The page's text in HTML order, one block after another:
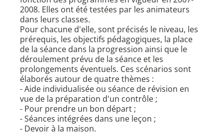
2008. Elles ont été testées par les animateurs
dans leurs classes.
Pour chacune d'elle, sont précisés le niveau, les
prérequis, les objectifs pédagogiques, la place
de la séance dans la progression ainsi que le
déroulement prévu de la séance et les
prolongements éventuels. Ces scénarios sont
élaborés autour de quatre thèmes :
- Aide individualisée ou séance de révision en
vue de la préparation d'un contrôle ;
- Pour prendre un bon départ ;
- Séances intégrées dans une leçon ;
- Devoir à la maison.